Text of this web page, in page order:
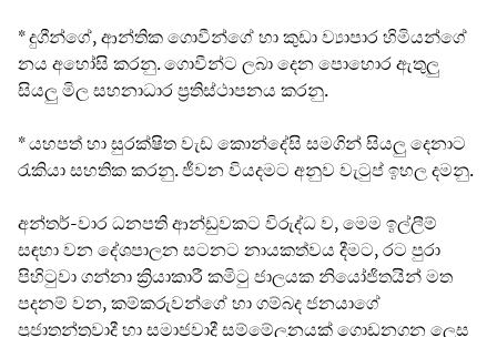
* දුගීන්ගේ, ආන්තික ගොවීන්ගේ හා කුඩා ව්‍යාපාර හිමියන්ගේ
නය අහෝසි කරනු. ගොවීන්ට ලබා දෙන පොහොර ඇතුලු
සියලු මිල සහනාධාර ප්‍රතිස්ථාපනය කරනු.
* යහපත් හා සුරක්ෂිත වැඩ කොන්දේසි සමගින් සියලු දෙනාට
රැකියා සහතික කරනු. ජීවන වියදමට අනුව වැටුප් ඉහල දමනු.
අන්තර්-වාර ධනපති ආන්ඩුවකට විරුද්ධ ව, මෙම ඉල්ලීම්
සඳහා වන දේශපාලන සටනට නායකත්වය දීමට, රට පුරා
පිහිටුවා ගන්නා ක්‍රියාකාරී කමිටු ජාලයක නියෝජිතයින් මත
පදනම් වන, කම්කරුවන්ගේ හා ගම්බද ජනයාගේ
ප්‍රජාතන්ත්‍රවාදී හා සමාජවාදී සම්මේලනයක් ගොඩනගන ලෙස